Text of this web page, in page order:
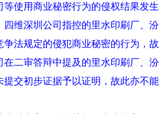
使用商业秘密行为的侵权结果发生
维深圳公司指控的里水印刷厂、汾
法规定的侵犯商业秘密的行为，故
二审答辩中提及的里水印刷厂、汾
交初步证据予以证明，故此亦不能